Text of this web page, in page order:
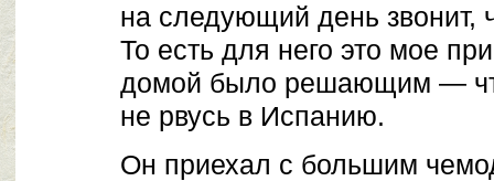
на следующий день звонит,
То есть для него это мое
домой было решающим —
не рвусь в Испанию.
Он приехал с большим